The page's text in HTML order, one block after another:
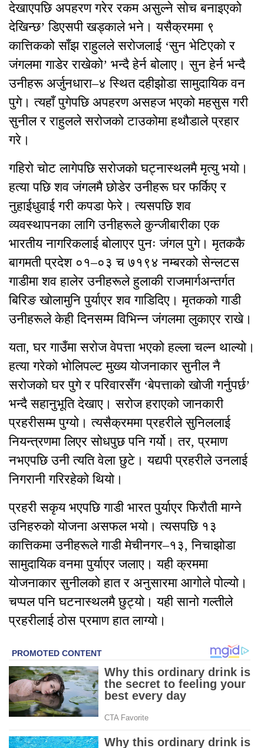
देखाएपछि अपहरण गरेर रकम असुल्ने सोच बनाइएको
देखिन्छ’ डिएसपी खड्काले भने। यसैक्रममा ९
कात्तिकको साँझ राहुलले सरोजलाई ‘सुन भेटिएको र
जंगलमा गाडेर राखेको’ भन्दै हेर्न बोलाए। सुन हेर्न भन्दै
उनीहरू अर्जुनधारा–४ स्थित दहीझोडा सामुदायिक वन
पुगे। त्यहाँ पुगेपछि अपहरण असहज भएको महसुस गरी
सुनील र राहुलले सरोजको टाउकोमा हथौडाले प्रहार
गरे।
गहिरो चोट लागेपछि सरोजको घट्नास्थलमै मृत्यु भयो।
हत्या पछि शव जंगलमै छोडेर उनीहरू घर फर्किए र
नुहाईधुवाई गरी कपडा फेरे। त्यसपछि शव
व्यवस्थापनका लागि उनीहरूले कुन्जीबारीका एक
भारतीय नागरिकलाई बोलाएर पुनः जंगल पुगे। मृतककै
बागमती प्रदेश ०१–०३ च ७१९४ नम्बरको सेन्लटस
गाडीमा शव हालेर उनीहरूले हुलाकी राजमार्गअन्तर्गत
बिरिङ खोलामुनि पुर्याएर शव गाडिदिए। मृतकको गाडी
उनीहरूले केही दिनसम्म विभिन्न जंगलमा लुकाएर राखे।
यता, घर गाउँमा सरोज वेपत्ता भएको हल्ला चल्न थाल्यो।
हत्या गरेको भोलिपल्ट मुख्य योजनाकार सुनील नै
सरोजको घर पुगे र परिवारसँग ‘बेपत्ताको खोजी गर्नुपर्छ’
भन्दै सहानुभूति देखाए। सरोज हराएको जानकारी
प्रहरीसम्म पुग्यो। त्यसैक्रममा प्रहरीले सुनिललाई
नियन्त्रणमा लिएर सोधपुछ पनि गर्यो। तर, प्रमाण
नभएपछि उनी त्यति वेला छुटे। यद्यपी प्रहरीले उनलाई
निगरानी गरिरहेको थियो।
प्रहरी सकृय भएपछि गाडी भारत पुर्याएर फिरौती माग्ने
उनिहरुको योजना असफल भयो। त्यसपछि १३
कात्तिकमा उनीहरूले गाडी मेचीनगर–१३, निचाझोडा
सामुदायिक वनमा पुर्याएर जलाए। यही क्रममा
योजनाकार सुनीलको हात र अनुसारमा आगोले पोल्यो।
चप्पल पनि घटनास्थलमै छुट्यो। यही सानो गल्तीले
प्रहरीलाई ठोस प्रमाण हात लाग्यो।